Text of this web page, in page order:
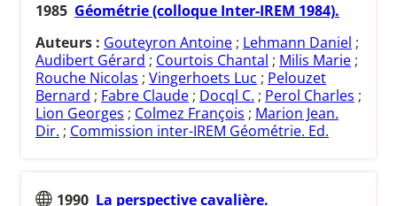
1985 Géométrie (colloque Inter-IREM 1984).
Auteurs : Gouteyron Antoine ; Lehmann Daniel ;
Audibert Gérard ; Courtois Chantal ; Milis Marie ;
Rouche Nicolas ; Vingerhoets Luc ; Pelouzet
Bernard ; Fabre Claude ; Docql C. ; Perol Charles ;
Lion Georges ; Colmez François ; Marion Jean.
Dir. ; Commission inter-IREM Géométrie. Ed.
1990 La perspective cavalière.